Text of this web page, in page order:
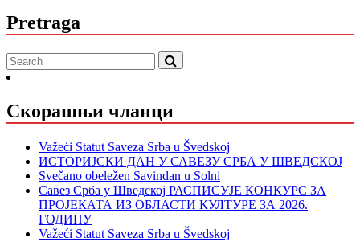
Pretraga
Скорашњи чланци
Važeći Statut Saveza Srba u Švedskoj
ИСТОРИЈСКИ ДАН У САВЕЗУ СРБА У ШВЕДСКОЈ
Svečano obeležen Savindan u Solni
Савез Срба у Шведској РАСПИСУЈЕ КОНКУРС ЗА
ПРОЈЕКАТА ИЗ ОБЛАСТИ КУЛТУРЕ ЗА 2026.
ГОДИНУ
Važeći Statut Saveza Srba u Švedskoj